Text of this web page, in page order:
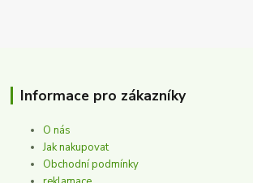
Informace pro zákazníky
O nás
Jak nakupovat
Obchodní podmínky